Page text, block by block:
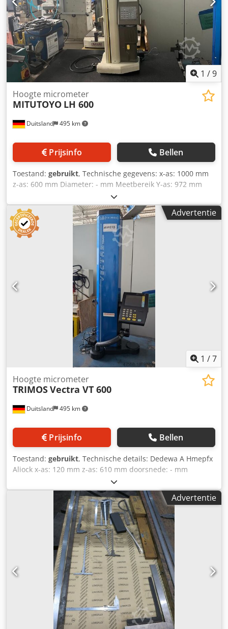
productielijnen of uw bedrijf verkopen? Neem dan contact
met ons op. Meer aanbiedingen vindt u op onze website.
Bezichtigingen zijn op afspraak mogelijk. Wij zien uw
bezoek graag tegemoet. Uw Markus Hirsch Team
1 /9
Duitsland 495 km
Hoogte micrometer
MITUTOYO LH 600
Prijsinfo Bellen
Toestand: gebruikt, Technische gegevens: x-as: 1000 mm
z-as: 600 mm Diameter: - mm Meetbereik Y-as: 972 mm
Interface: RS-232 Gereedschaphouder: - Gewicht: 40 kg
Mitutoyo Linear Height 600 hoogtemeetapparaat op
hoogwaardige Wenzel precisiegranietplaat van 1000 × 630
mm. Digitaal precisie meetapparaat voor 2D meettaken
met RS232-datapoort. Gemaakt in Japan. Ideaal voor
gereedschapsbouw, kwaliteitsborging en
precisieproductie. Hoogwaardige Wenzel precisiegranieten
meetplaat: · Afmeting: 1000 × 630 mm ·
Fabricage-/keuringsdatum: 07-11-1989 · Toegestane
vlakheidsafwijking: 0,008 mm · Werkelijke afwijking bij
keuring: 0,005 mm • Hoogtemetingen Dcodpfx Aszbqypelijk
• Binnen- en buitenmaten • Boorafstanden • Middelpunten
• Stapmaten • Diameters • Hoeken (met toebehoren) • 2D
Advertentie
1 /7
Duitsland 495 km
Hoogte micrometer
TRIMOSVectra VT 600
Prijsinfo Bellen
Toestand: gebruikt, Technische details: Dedewa A Hmepfx
Aliock x-as: 120 mm z-as: 610 mm doorsnede: - mm
Meetbereik y-as: Hoogte: 0 - 610 mm Gewicht: 19 kg
Interface: 2x RS-232C, 2x USB-A/B Totale hoogte: 950 mm
Resolutie meetsysteem: 0,0001 mm Vermogensopname: 43
Watt Benodigde ruimte Breedte x Diepte: 320 x 330 x H:
950 mm TWEECOÖRDINATEN HOOGTEMETER Met twee
tasterhouders: 0-872 mm Handmatige verstellingssnelheid
Luchtgelagerd Interfaces: 2x RS232C en 2x USB (A+B)
Instelnormaal 25 mm
Advertentie